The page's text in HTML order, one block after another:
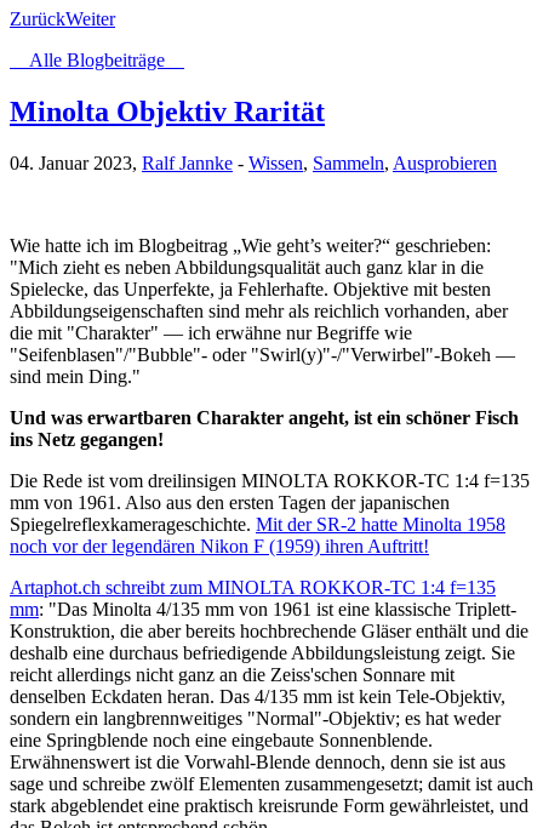
ZurückWeiter
Alle Blogbeiträge
Minolta Objektiv Rarität
04. Januar 2023, Ralf Jannke - Wissen, Sammeln, Ausprobieren
Wie hatte ich im Blogbeitrag „Wie geht’s weiter?“ geschrieben:
"Mich zieht es neben Abbildungsqualität auch ganz klar in die
Spielecke, das Unperfekte, ja Fehlerhafte. Objektive mit besten
Abbildungseigenschaften sind mehr als reichlich vorhanden, aber
die mit "Charakter" — ich erwähne nur Begriffe wie
"Seifenblasen"/"Bubble"- oder "Swirl(y)"-/"Verwirbel"-Bokeh —
sind mein Ding."
Und was erwartbaren Charakter angeht, ist ein schöner Fisch
ins Netz gegangen!
Die Rede ist vom dreilinsigen MINOLTA ROKKOR-TC 1:4 f=135
mm von 1961. Also aus den ersten Tagen der japanischen
Spiegelreflexkamerageschichte. Mit der SR-2 hatte Minolta 1958
noch vor der legendären Nikon F (1959) ihren Auftritt!
Artaphot.ch schreibt zum MINOLTA ROKKOR-TC 1:4 f=135
mm: "Das Minolta 4/135 mm von 1961 ist eine klassische Triplett-
Konstruktion, die aber bereits hochbrechende Gläser enthält und die
deshalb eine durchaus befriedigende Abbildungsleistung zeigt. Sie
reicht allerdings nicht ganz an die Zeiss'schen Sonnare mit
denselben Eckdaten heran. Das 4/135 mm ist kein Tele-Objektiv,
sondern ein langbrennweitiges "Normal"-Objektiv; es hat weder
eine Springblende noch eine eingebaute Sonnenblende.
Erwähnenswert ist die Vorwahl-Blende dennoch, denn sie ist aus
sage und schreibe zwölf Elementen zusammengesetzt; damit ist auch
stark abgeblendet eine praktisch kreisrunde Form gewährleistet, und